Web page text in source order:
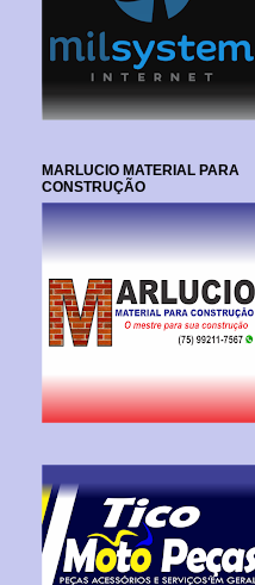
MARLUCIO MATERIAL PARA
CONSTRUÇÃO